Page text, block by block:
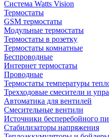
Система Watts Vision
Термостаты
GSM термостаты
Модульные термостаты
Термостаты в розетку
Термостаты комнатные
Беспроводные
Интернет термостаты
Проводные
Термостаты температуры
Трехходовые смесители и
Автоматика для вентилей
Смесительные вентили
Источники бесперебойного
Стабилизаторы напряжения